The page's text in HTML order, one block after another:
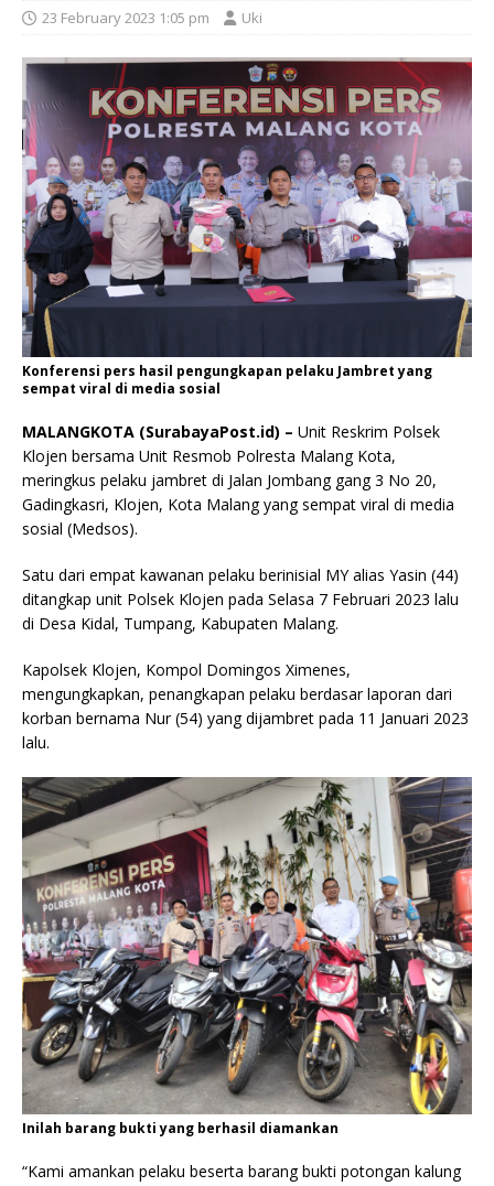
23 February 2023 1:05 pm Uki
Konferensi pers hasil pengungkapan pelaku Jambret yang
sempat viral di media sosial
MALANGKOTA (SurabayaPost.id) – Unit Reskrim Polsek
Klojen bersama Unit Resmob Polresta Malang Kota,
meringkus pelaku jambret di Jalan Jombang gang 3 No 20,
Gadingkasri, Klojen, Kota Malang yang sempat viral di media
sosial (Medsos).
Satu dari empat kawanan pelaku berinisial MY alias Yasin (44)
ditangkap unit Polsek Klojen pada Selasa 7 Februari 2023 lalu
di Desa Kidal, Tumpang, Kabupaten Malang.
Kapolsek Klojen, Kompol Domingos Ximenes,
mengungkapkan, penangkapan pelaku berdasar laporan dari
korban bernama Nur (54) yang dijambret pada 11 Januari 2023
lalu.
Inilah barang bukti yang berhasil diamankan
“Kami amankan pelaku beserta barang bukti potongan kalung